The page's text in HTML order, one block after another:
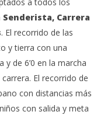
Senderista, Carrera
. El recorrido de las
y tierra con una
y de 6’0 en la marcha
El recorrido de
con distancias más
con salida y meta